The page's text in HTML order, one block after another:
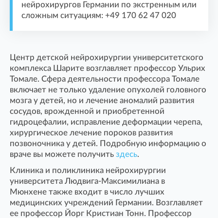
нейрохирургов Германии по экстренным или
сложным ситуациям: +49 170 62 47 020
Центр детской нейрохирургии университетского
комплекса Шарите возглавляет профессор Ульрих
Томале. Сфера деятельности профессора Томале
включает не только удаление опухолей головного
мозга у детей, но и лечение аномалий развития
сосудов, врожденной и приобретенной
гидроцефалии, исправление деформации черепа,
хирургическое лечение пороков развития
позвоночника у детей. Подробную информацию о
враче вы можете получить здесь.
Клиника и поликлиника нейрохирургии
университета Людвига-Максимилиана в
Мюнхене также входит в число лучших
медицинских учреждений Германии. Возглавляет
ее профессор Йорг Кристиан Тонн. Профессор